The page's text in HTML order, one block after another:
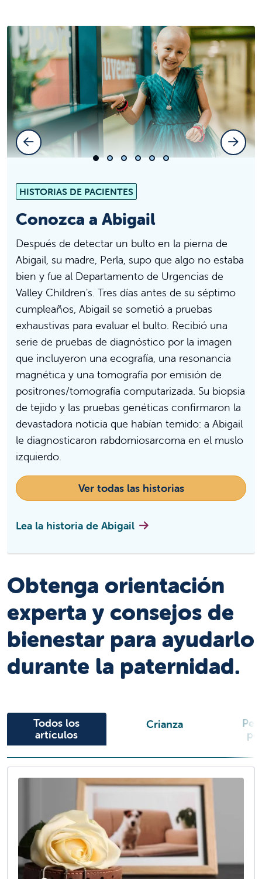
HISTORIAS DE PACIENTES
Conozca a Abigail
Después de detectar un bulto en la pierna de
Abigail, su madre, Perla, supo que algo no estaba
bien y fue al Departamento de Urgencias de
Valley Children's. Tres días antes de su séptimo
cumpleaños, Abigail se sometió a pruebas
exhaustivas para evaluar el bulto. Recibió una
serie de pruebas de diagnóstico por la imagen
que incluyeron una ecografía, una resonancia
magnética y una tomografía por emisión de
positrones/tomografía computarizada. Su biopsia
de tejido y las pruebas genéticas confirmaron la
devastadora noticia que habían temido: a Abigail
le diagnosticaron rabdomiosarcoma en el muslo
izquierdo.
Ver todas las historias
Lea la historia de Abigail
Diapositiva 1
Diapositiva 2
Diapositiva 3
Diapositiva 4
Diapositiva 5
Diapositiva 6
Diapositiva anterior
Obtenga orientación
experta y consejos de
bienestar para ayudarlo
durante la paternidad.
Todos los
artículos
Crianza
Leer artículo